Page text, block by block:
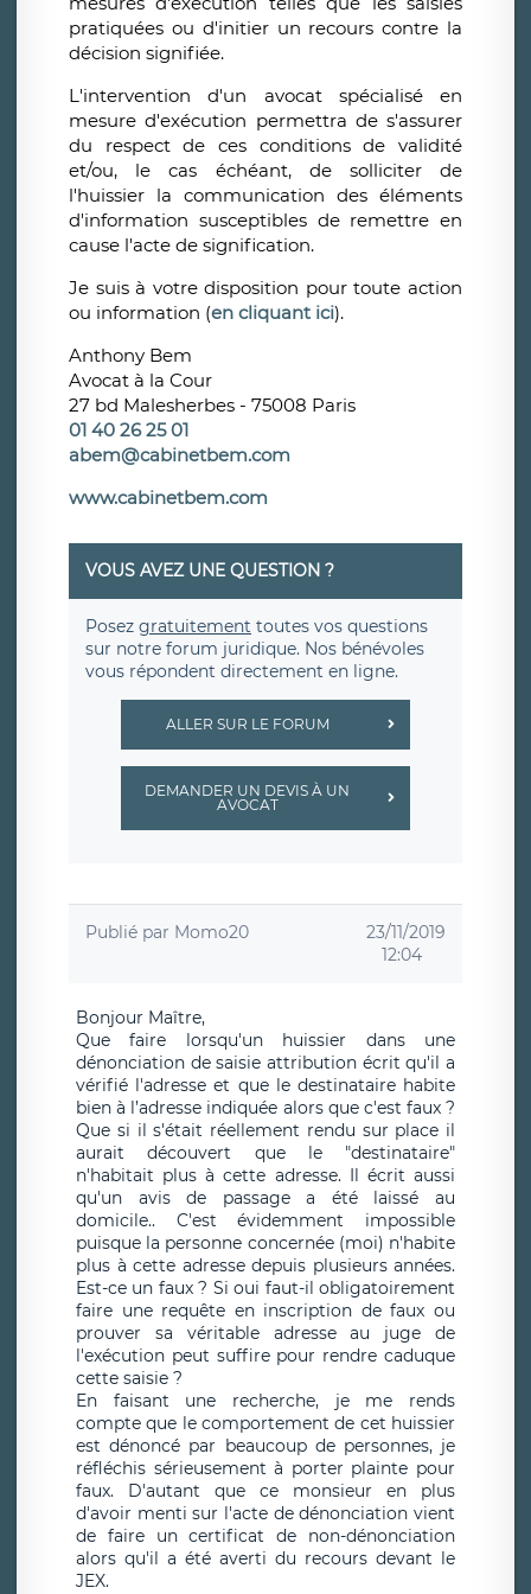
pratiquées ou d'initier un recours contre la
décision signifiée.
L'intervention d'un avocat spécialisé en
mesure d'exécution permettra de s'assurer
du respect de ces conditions de validité
et/ou, le cas échéant, de solliciter de
l'huissier la communication des éléments
d'information susceptibles de remettre en
cause l'acte de signification.
Je suis à votre disposition pour toute action
ou information (en cliquant ici).
Anthony Bem
Avocat à la Cour
27 bd Malesherbes - 75008 Paris
01 40 26 25 01
abem@cabinetbem.com
www.cabinetbem.com
VOUS AVEZ UNE QUESTION ?
Posez gratuitement toutes vos questions
sur notre forum juridique. Nos bénévoles
vous répondent directement en ligne.
ALLER SUR LE FORUM
DEMANDER UN DEVIS À UN
AVOCAT
Publié par Momo20
23/11/2019
12:04
Bonjour Maître,
Que faire lorsqu'un huissier dans une
dénonciation de saisie attribution écrit qu'il a
vérifié l'adresse et que le destinataire habite
bien à l’adresse indiquée alors que c'est faux ?
Que si il s'était réellement rendu sur place il
aurait découvert que le "destinataire"
n'habitait plus à cette adresse. Il écrit aussi
qu'un avis de passage a été laissé au
domicile.. C'est évidemment impossible
puisque la personne concernée (moi) n'habite
plus à cette adresse depuis plusieurs années.
Est-ce un faux ? Si oui faut-il obligatoirement
faire une requête en inscription de faux ou
prouver sa véritable adresse au juge de
l'exécution peut suffire pour rendre caduque
cette saisie ?
En faisant une recherche, je me rends
compte que le comportement de cet huissier
est dénoncé par beaucoup de personnes, je
réfléchis sérieusement à porter plainte pour
faux. D'autant que ce monsieur en plus
d'avoir menti sur l'acte de dénonciation vient
de faire un certificat de non-dénonciation
alors qu'il a été averti du recours devant le
JEX.